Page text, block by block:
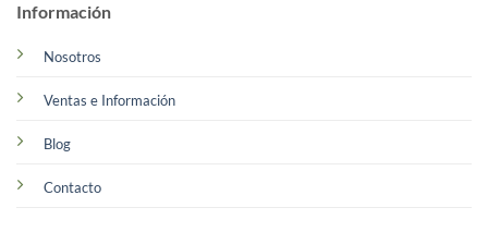
Información
Nosotros
Ventas e Información
Blog
Contacto